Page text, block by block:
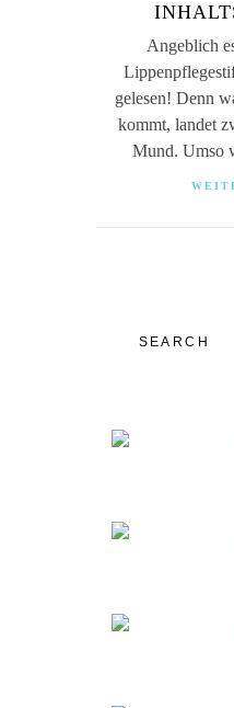
Angeblich
gelesen! Denn
kommt, landet
Mund. Umso